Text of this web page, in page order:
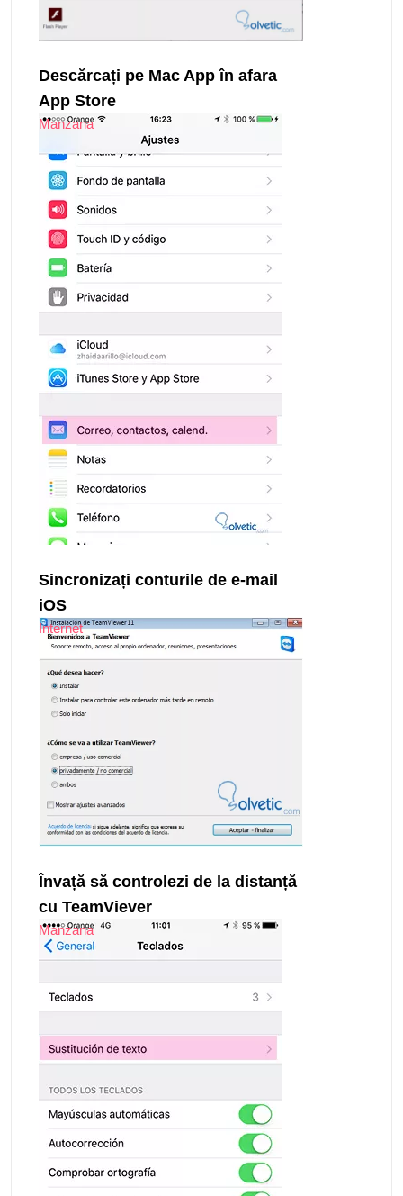
Descărcați pe Mac App în afara
App Store
Manzana
Sincronizați conturile de e-mail
iOS
Internet
Învață să controlezi de la distanță
cu TeamViever
Manzana